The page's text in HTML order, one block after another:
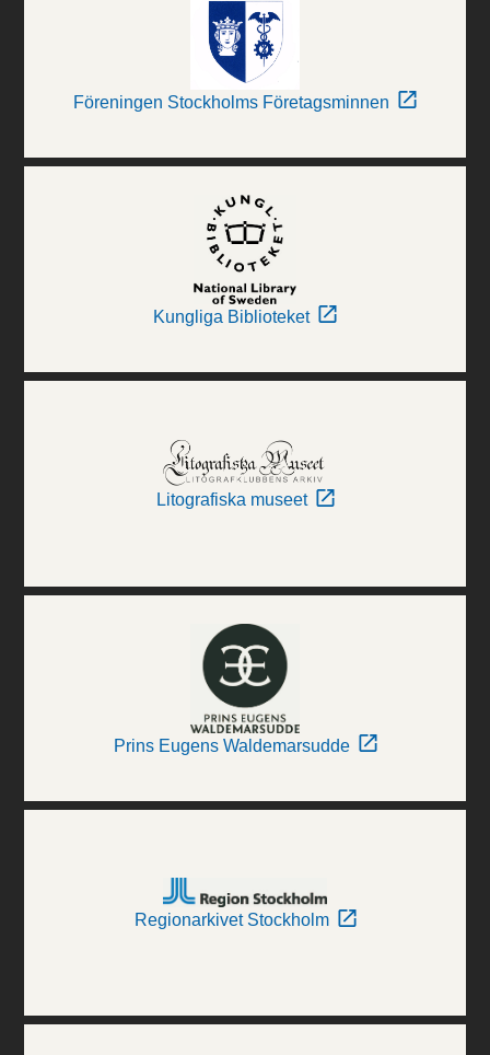
Föreningen Stockholms Företagsminnen
Kungliga Biblioteket
Litografiska museet
Prins Eugens Waldemarsudde
Regionarkivet Stockholm